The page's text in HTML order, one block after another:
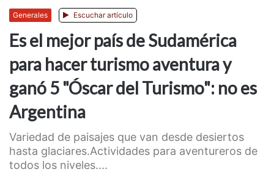
Generales Escuchar artículo
Es el mejor país de Sudamérica
para hacer turismo aventura y
ganó 5 "Óscar del Turismo": no es
Argentina
Variedad de paisajes que van desde desiertos
hasta glaciares.Actividades para aventureros de
todos los niveles....